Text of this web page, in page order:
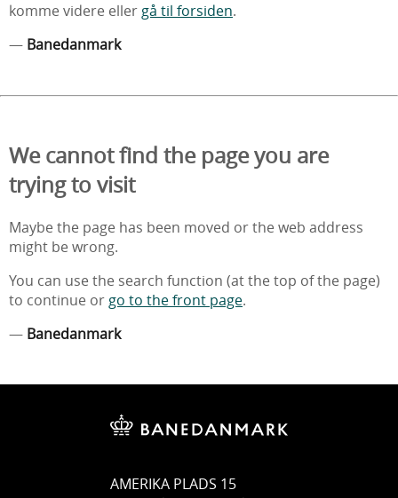
komme videre eller gå til forsiden.
— Banedanmark
We cannot find the page you are
trying to visit
Maybe the page has been moved or the web address
might be wrong.
You can use the search function (at the top of the page)
to continue or go to the front page.
— Banedanmark
AMERIKA PLADS 15